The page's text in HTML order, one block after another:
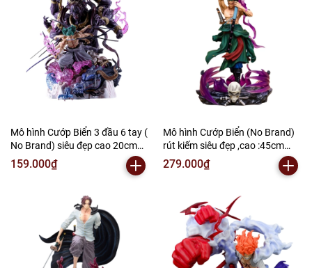
Mô hình Cướp Biển 3 đầu 6 tay (
No Brand) siêu đẹp cao 20cm
nặng 900g SKU : op338 (VAT:
002-01-100) - N2-C2-S12
159.000₫
Mô hình Cướp Biển (No Brand)
rút kiếm siêu đẹp ,cao :45cm
nặng 2kg SKU : op337 (VAT:
002-01-150 ) -N2-G1-S4
279.000₫